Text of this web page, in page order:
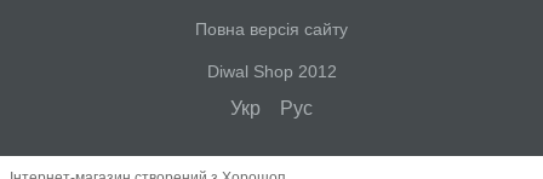
Повна версія сайту
Diwal Shop 2012
Укр Рус